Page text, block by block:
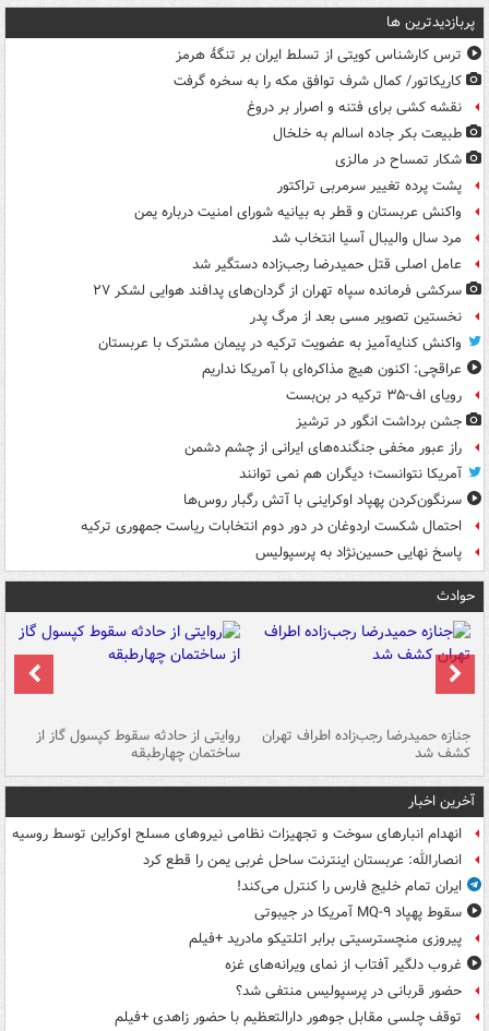
پربازدیدترین ها
ترس کارشناس کویتی از تسلط ایران بر تنگۀ هرمز
کاریکاتور/ کمال شرف توافق مکه را به سخره گرفت
نقشه کشی برای فتنه و اصرار بر دروغ
طبیعت بکر جاده اسالم به خلخال
شکار تمساح در مالزی
پشت پرده تغییر سرمربی تراکتور
واکنش عربستان و قطر به بیانیه شورای امنیت درباره یمن
مرد سال والیبال آسیا انتخاب شد
عامل اصلی قتل حمیدرضا رجب‌زاده دستگیر شد
سرکشی فرمانده سپاه تهران از گردان‌های پدافند هوایی لشکر ۲۷
نخستین تصویر مسی بعد از مرگ پدر
واکنش کنایه‌آمیز به عضویت ترکیه در پیمان مشترک با عربستان
عراقچی: اکنون هیچ مذاکره‌ای با آمریکا نداریم
رویای اف-۳۵ ترکیه در بن‌بست
جشن برداشت انگور در ترشیز
راز عبور مخفی جنگنده‌های ایرانی از چشم دشمن
آمریکا نتوانست؛ دیگران هم نمی توانند
سرنگون‌کردن پهپاد اوکراینی با آتش رگبار روس‌ها
احتمال شکست اردوغان در دور دوم انتخابات ریاست جمهوری ترکیه
پاسخ نهایی حسین‌نژاد به پرسپولیس
حوادث
جنازه حمیدرضا رجب‌زاده اطراف تهران
کشف شد
روایتی از حادثه سقوط کپسول گاز از
ساختمان چهارطبقه
آخرین اخبار
انهدام انبارهای سوخت و تجهیزات نظامی نیروهای مسلح اوکراین توسط روسیه
انصارالله: عربستان اینترنت ساحل غربی یمن را قطع کرد
ایران تمام خلیج فارس را کنترل می‌کند!
سقوط پهپاد MQ-۹ آمریکا در جیبوتی
پیروزی منچسترسیتی برابر اتلتیکو مادرید +فیلم
غروب دلگیر آفتاب از نمای ویرانه‌های غزه
حضور قربانی در پرسپولیس منتفی شد؟
توقف چلسی مقابل جوهور دارالتعظیم با حضور زاهدی +فیلم